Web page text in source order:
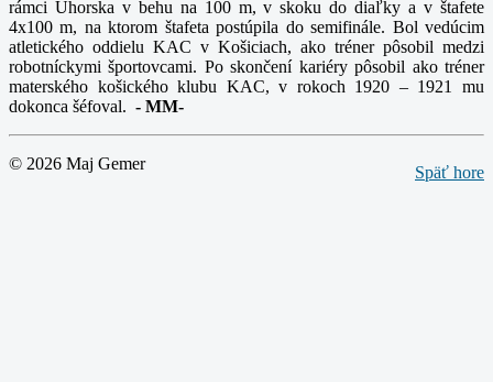
rámci Uhorska v behu na 100 m, v skoku do diaľky a v štafete
4x100 m, na ktorom štafeta postúpila do semifinále. Bol vedúcim
atletického oddielu KAC v Košiciach, ako tréner pôsobil medzi
robotníckymi športovcami. Po skončení kariéry pôsobil ako tréner
materského košického klubu KAC, v rokoch 1920 – 1921 mu
dokonca šéfoval. - MM-
Späť hore
© 2026 Maj Gemer